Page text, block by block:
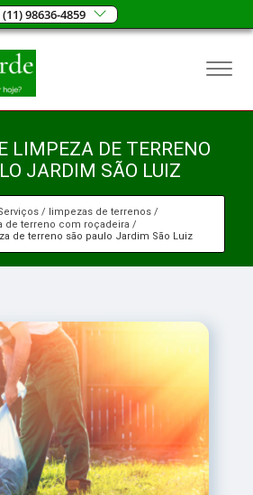
(11) 98636-4859
LIMPEZA DE TERRENO
JARDIM SÃO LUIZ
limpezas de terrenos
de terreno com roçadeira
de terreno são paulo Jardim São Luiz